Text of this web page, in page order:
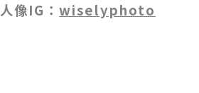
人像IG：wiselyphoto